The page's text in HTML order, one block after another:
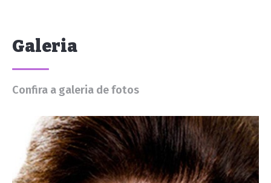
Galeria
Confira a galeria de fotos